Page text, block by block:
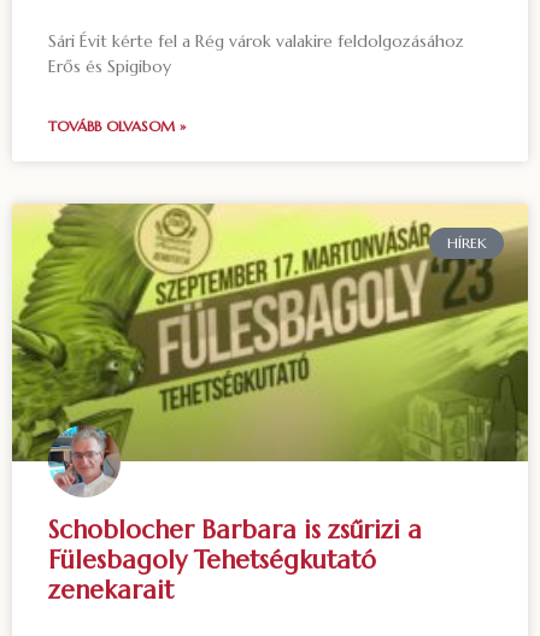
Sári Évit kérte fel a Rég várok valakire feldolgozásához
Erős és Spigiboy
TOVÁBB OLVASOM »
HÍREK
Schoblocher Barbara is zsűrizi a
Fülesbagoly Tehetségkutató
zenekarait